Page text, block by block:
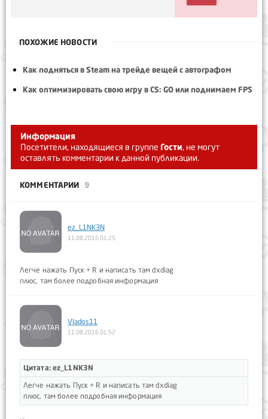
ПОХОЖИЕ НОВОСТИ
Как подняться в Steam на трейде вещей с автографом
Как оптимизировать свою игру в CS: GO или поднимаем FPS
Информация
Посетители, находящиеся в группе Гости, не могут
оставлять комментарии к данной публикации.
КОММЕНТАРИИ 9
ez_L1NK3N
11.08.2016 01:25
Легче нажать Пуск + R и написать там dxdiag
плюс, там более подробная информация
Vlados11
11.08.2016 01:52
Цитата: ez_L1NK3N
Легче нажать Пуск + R и написать там dxdiag
плюс, там более подробная информация